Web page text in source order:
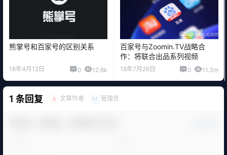
熊掌号和百家号的区别关系
18年4月12日 0 12.6k
百家号与Zoomin.TV战略合
作：将联合出品系列视频
18年7月26日 0 11.3m
1 条回复 A 文章作者 M 管理员